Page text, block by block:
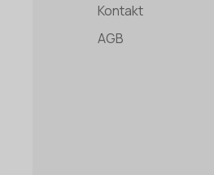
Kontakt
AGB